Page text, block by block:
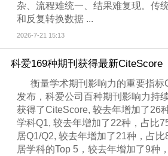
杂、流程难统一、结果难复现。传
和反复转换数据 ...
2026-7-21 15:13
科爱169种期刊获得最新CiteScore
衡量学术期刊影响力的重要指
发布，科爱公司百种期刊影响力持
获得了CiteScore, 较去年增加了26
学科Q1, 较去年增加了22种，占比
居Q1/Q2, 较去年增加了21种，占
居学科的Top 5，较去年增加了9种